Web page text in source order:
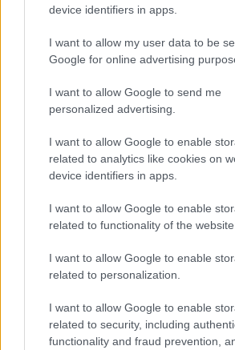
device identifiers in apps.
I want to allow my user data to be
Google for online advertising
I want to allow Google to send me
personalized advertising.
I want to allow Google to enable
related to analytics like cookies on
device identifiers in apps.
I want to allow Google to enable
related to functionality of the website
I want to allow Google to enable
related to personalization.
I want to allow Google to enable
related to security, including
functionality and fraud prevention,
Meteo Olbia 9 agosto,
Salmo finisce in ospedale a
va avanti: “Sicilia, ci sono”
Jovanotti, Gabry Ponte e
Giorgia Meloni a La
“Orgoglio e discrezione
Incendio nella notte a Olbia,